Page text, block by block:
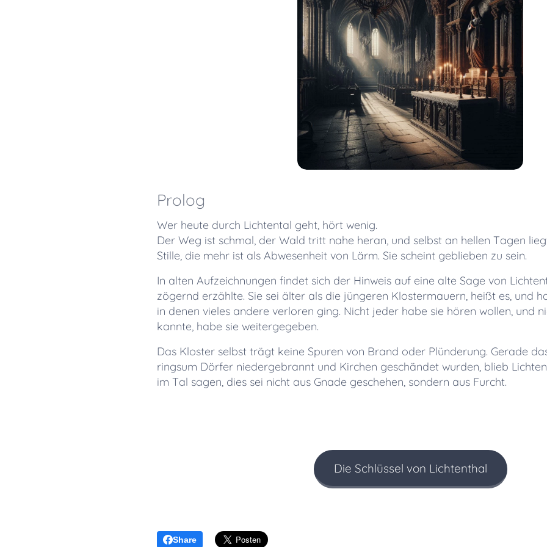
Prolog
Wer heute durch Lichtental geht, hört wenig.
Der Weg ist schmal, der Wald tritt nahe heran, und selbst an hellen Tagen
Stille, die mehr ist als Abwesenheit von Lärm. Sie scheint geblieben zu sein.
In alten Aufzeichnungen findet sich der Hinweis auf eine alte Sage von
zögernd erzählte. Sie sei älter als die jüngeren Klostermauern, heißt es, und
in denen vieles andere verloren ging. Nicht jeder habe sie hören wollen, und
kannte, habe sie weitergegeben.
Das Kloster selbst trägt keine Spuren von Brand oder Plünderung. Gerade
ringsum Dörfer niedergebrannt und Kirchen geschändet wurden, blieb
im Tal sagen, dies sei nicht aus Gnade geschehen, sondern aus Furcht.
Die Schlüssel von Lichtenthal
Share